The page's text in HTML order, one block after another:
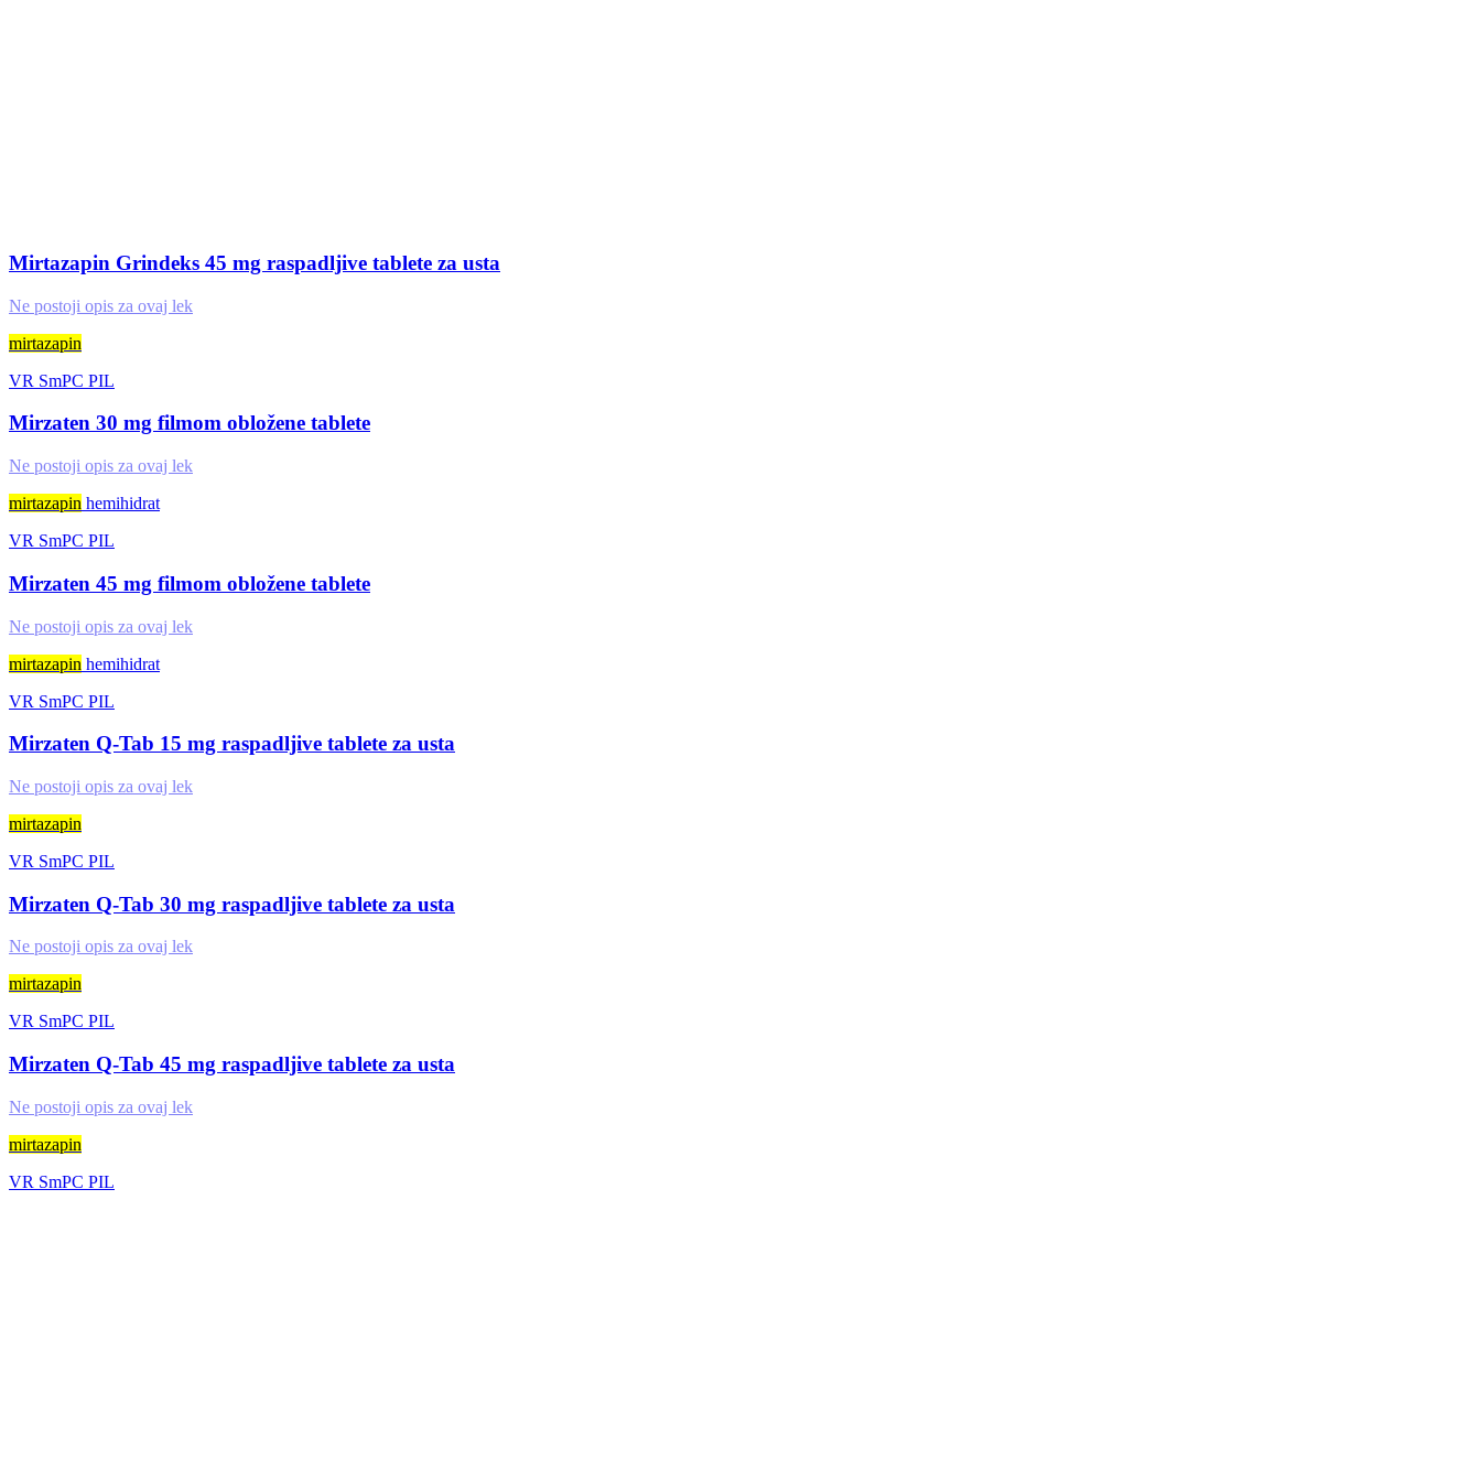
Mirtazapin Grindeks 45 mg raspadljive tablete za usta
Ne postoji opis za ovaj lek
mirtazapin
VR SmPC PIL
Mirzaten 30 mg filmom obložene tablete
Ne postoji opis za ovaj lek
mirtazapin hemihidrat
VR SmPC PIL
Mirzaten 45 mg filmom obložene tablete
Ne postoji opis za ovaj lek
mirtazapin hemihidrat
VR SmPC PIL
Mirzaten Q-Tab 15 mg raspadljive tablete za usta
Ne postoji opis za ovaj lek
mirtazapin
VR SmPC PIL
Mirzaten Q-Tab 30 mg raspadljive tablete za usta
Ne postoji opis za ovaj lek
mirtazapin
VR SmPC PIL
Mirzaten Q-Tab 45 mg raspadljive tablete za usta
Ne postoji opis za ovaj lek
mirtazapin
VR SmPC PIL